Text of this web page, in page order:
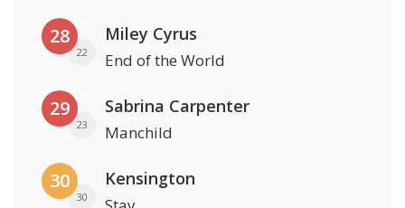
28
22
Miley Cyrus
End of the World
29
23
Sabrina Carpenter
Manchild
30
30
Kensington